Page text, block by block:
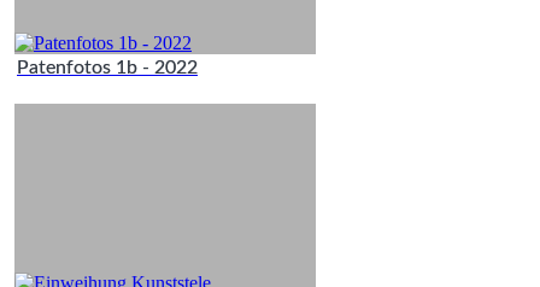
Patenfotos 1b - 2022